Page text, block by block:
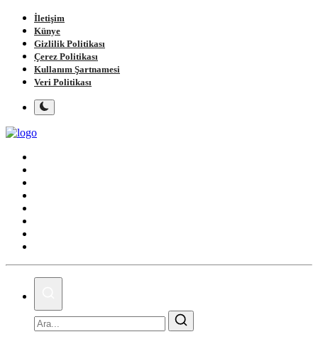
İletişim
Künye
Gizlilik Politikası
Çerez Politikası
Kullanım Şartnamesi
Veri Politikası